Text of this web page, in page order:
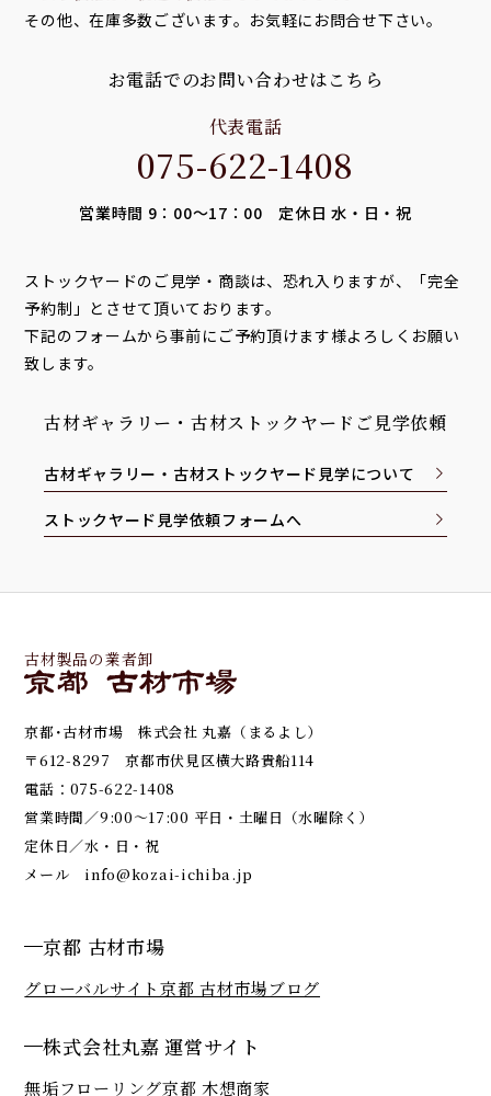
その他、在庫多数ございます。お気軽にお問合せ下さい。
お電話でのお問い合わせはこちら
代表電話
075-622-1408
営業時間 9：00～17：00 定休日 水・日・祝
ストックヤードのご見学・商談は、恐れ入りますが、「完全
予約制」とさせて頂いております。
下記のフォームから事前にご予約頂けます様よろしくお願い
致します。
古材ギャラリー・古材ストックヤードご見学依頼
古材ギャラリー・古材ストックヤード見学について
ストックヤード見学依頼フォームへ
古材製品の業者卸
京都･古材市場 株式会社 丸嘉（まるよし）
〒612-8297 京都市伏見区横大路貴船114
電話： 075-622-1408
営業時間／9:00～17:00 平日・土曜日（水曜除く）
定休日／水・日・祝
メール info@kozai-ichiba.jp
京都 古材市場
グローバルサイト京都 古材市場ブログ
株式会社丸嘉 運営サイト
無垢フローリング京都 木想商家